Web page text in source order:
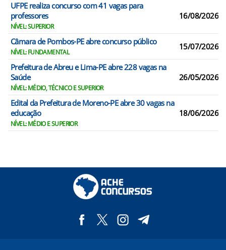
UFPE realiza concurso com 41 vagas para
professores
NÍVEL: SUPERIOR
16/08/2026
Câmara de Pombos-PE abre concurso público
NÍVEL: FUNDAMENTAL
15/07/2026
Prefeitura de Abreu e Lima-PE abre 228 vagas na
Saúde
NÍVEL: MÉDIO, TÉCNICO E SUPERIOR
26/05/2026
Edital da Prefeitura de Moreno-PE abre 30 vagas na
educação
NÍVEL: MÉDIO E SUPERIOR
18/06/2026